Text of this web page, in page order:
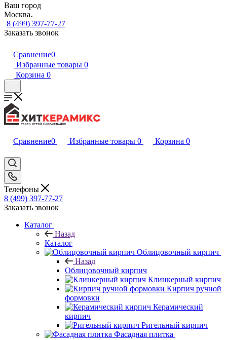
Ваш город
Москва
8 (499) 397-77-27
Заказать звонок
Сравнение0
Избранные товары 0
Корзина 0
Сравнение0 Избранные товары 0 Корзина 0
Телефоны
8 (499) 397-77-27
Заказать звонок
Каталог
Назад
Каталог
Облицовочный кирпич
Назад
Облицовочный кирпич
Клинкерный кирпич
Кирпич ручной
формовки
Керамический
кирпич
Ригельный кирпич
Фасадная плитка